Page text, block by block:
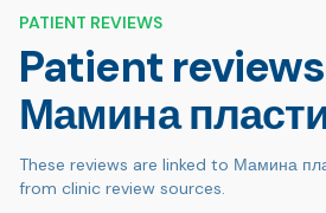
PATIENT REVIEWS
Patient
Мамина
These reviews are linked to Мамина
from clinic review sources.